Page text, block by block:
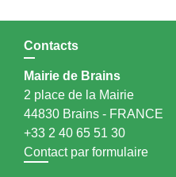
Contacts
Mairie de Brains
2 place de la Mairie
44830 Brains - FRANCE
+33 2 40 65 51 30
Contact par formulaire